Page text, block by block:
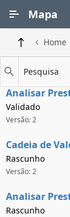
Mapa
Home
Pesquisa
Analisar
Validado
Versão: 2
Cadeia de
Rascunho
Versão: 2
Analisar
Rascunho